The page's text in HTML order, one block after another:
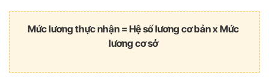
Mức lương thực nhận = Hệ số lương cơ bản x Mức
lương cơ sở